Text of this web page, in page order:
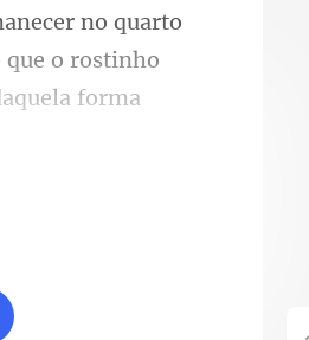
que o rostinho